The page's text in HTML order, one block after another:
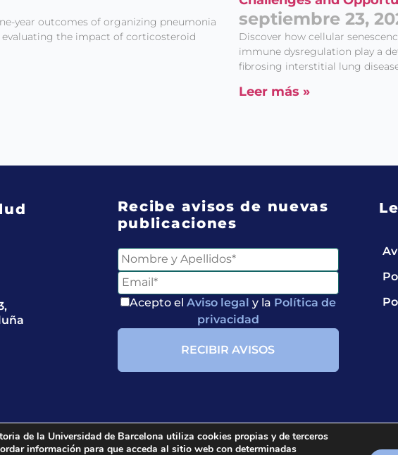
year outcomes of organizing pneumonia
evaluating the impact of corticosteroid
septiembre 23,
Discover how cellular
immune dysregulation play a
fibrosing interstitial lung
Leer más »
Recibe avisos de nuevas
publicaciones
Acepto el Aviso legal y la Política de
privacidad
Respiratoria.All rights reserved.
de la Universidad de Barcelona utiliza cookies propias y de terceros
información para que acceda al sitio web con determinadas